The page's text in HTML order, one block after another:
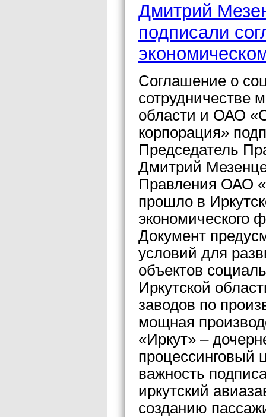
Дмитрий
подписали
Соглашение о
сотрудничестве
области и ОАО
корпорация»
Председатель
Дмитрий
Правления ОАО
прошло в
экономического
Документ
условий для
объектов
Иркутской
заводов по
мощная
«Иркут» –
процессинговый
важность
иркутский
созданию